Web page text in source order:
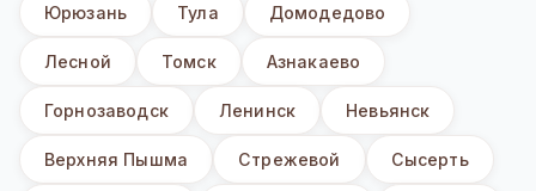
Юрюзань Тула Домодедово
Лесной Томск Азнакаево
Горнозаводск Ленинск Невьянск
Верхняя Пышма Стрежевой Сысерть